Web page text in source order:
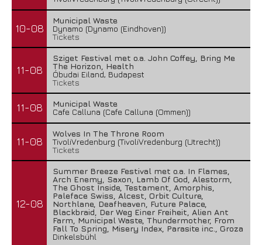
10-08
Municipal Waste
Dynamo (Dynamo (Eindhoven))
Tickets
11-08
Sziget Festival met o.a. John Coffey, Bring Me
The Horizon, Health
Óbudai Eiland, Budapest
Tickets
11-08
Municipal Waste
Cafe Calluna (Cafe Calluna (Ommen))
11-08
Wolves In The Throne Room
TivoliVredenburg (TivoliVredenburg (Utrecht))
Tickets
12-08
Summer Breeze Festival met o.a. In Flames,
Arch Enemy, Saxon, Lamb Of God, Alestorm,
The Ghost Inside, Testament, Amorphis,
Paleface Swiss, Alcest, Orbit Culture,
Northlane, Deafheaven, Future Palace,
Blackbraid, Der Weg Einer Freiheit, Alien Ant
Farm, Municipal Waste, Thundermother, From
Fall To Spring, Misery Index, Parasite inc., Groza
Dinkelsbühl